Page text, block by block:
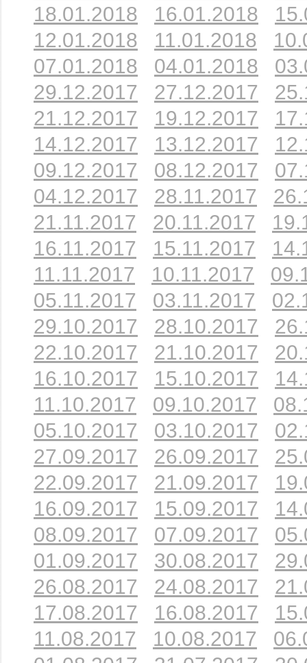
18.01.2018
16.01.2018
12.01.2018
11.01.2018
07.01.2018
04.01.2018
29.12.2017
27.12.2017
21.12.2017
19.12.2017
14.12.2017
13.12.2017
09.12.2017
08.12.2017
04.12.2017
28.11.2017
21.11.2017
20.11.2017
16.11.2017
15.11.2017
11.11.2017
10.11.2017
05.11.2017
03.11.2017
29.10.2017
28.10.2017
22.10.2017
21.10.2017
16.10.2017
15.10.2017
11.10.2017
09.10.2017
05.10.2017
03.10.2017
27.09.2017
26.09.2017
22.09.2017
21.09.2017
16.09.2017
15.09.2017
08.09.2017
07.09.2017
01.09.2017
30.08.2017
26.08.2017
24.08.2017
17.08.2017
16.08.2017
11.08.2017
10.08.2017